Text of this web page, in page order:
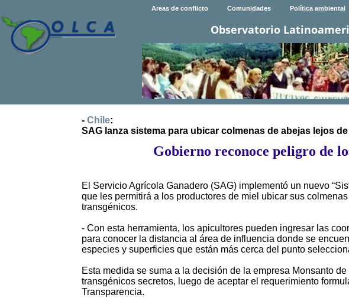
Areas de conflicto Comunidades Política ambiental
Observatorio
- Chile:
SAG lanza sistema para ubicar colmenas de abejas lejos
Gobierno reconoce peligro de
El Servicio Agrícola Ganadero (SAG) implementó un nuevo
que les permitirá a los productores de miel ubicar sus
transgénicos.
- Con esta herramienta, los apicultores pueden ingresar las
para conocer la distancia al área de influencia donde se
especies y superficies que están más cerca del punto
Esta medida se suma a la decisión de la empresa Monsanto
transgénicos secretos, luego de aceptar el requerimiento
Transparencia.